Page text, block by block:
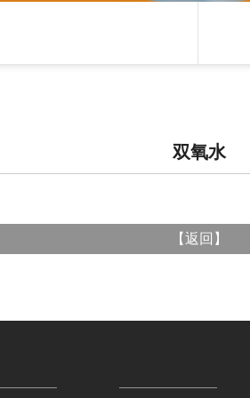
双氧水
【返回 】